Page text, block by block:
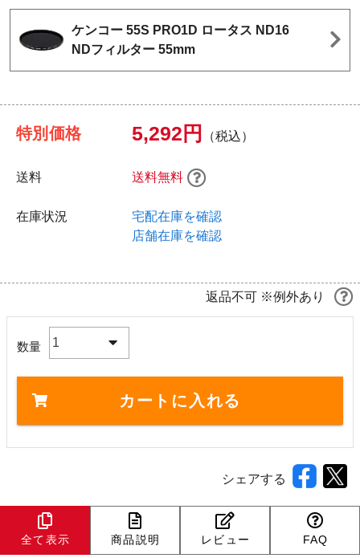
ケンコー 55S PRO1D ロータス ND16
NDフィルター 55mm
特別価格 5,292円 （税込）
送料 送料無料
在庫状況
宅配在庫を確認
店舗在庫を確認
返品不可 ※例外あり
数量 1
カートに入れる
シェアする
全て表示 商品説明 レビュー FAQ